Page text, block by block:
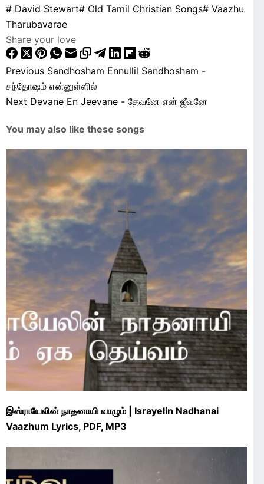
# David Stewart# Old Tamil Christian Songs# Vaazhu
Tharubavarae
Share your love
Previous Sandhosham Ennullil Sandhosham -
சந்தோஷம் என்னுள்ளில்
Next Devane En Jeevane - தேவனே என் ஜீவனே
You may also like these songs
இஸ்ராயேலின் நாதனாயி வாழும் | Israyelin Nadhanai
Vaazhum Lyrics, PDF, MP3